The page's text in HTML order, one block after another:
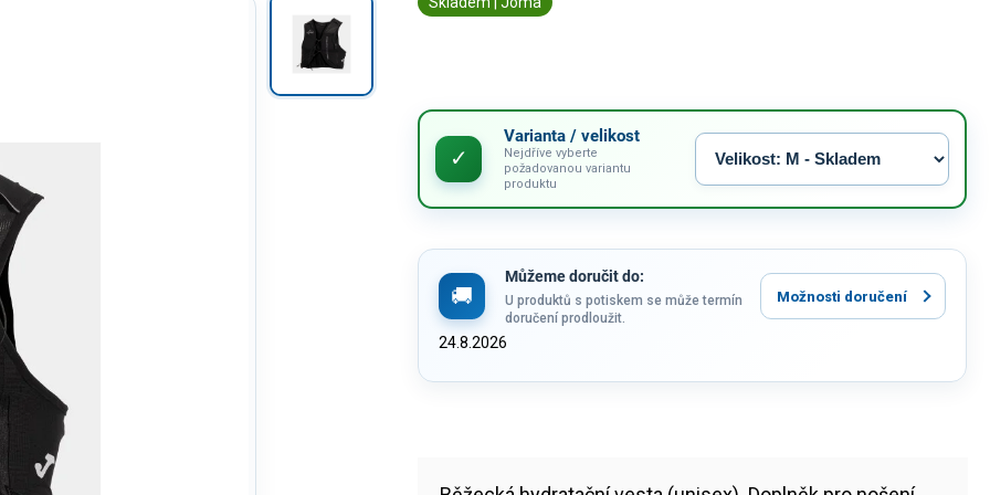
Varianta / velikost
Nejdříve vyberte
požadovanou variantu
produktu
Můžeme doručit do:
24.8.2026
U produktů s potiskem se může termín
doručení prodloužit.
Možnosti doručení